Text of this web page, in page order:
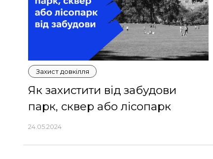
Захист довкілля
Як захистити від забудови
парк, сквер або лісопарк
24.05.2024